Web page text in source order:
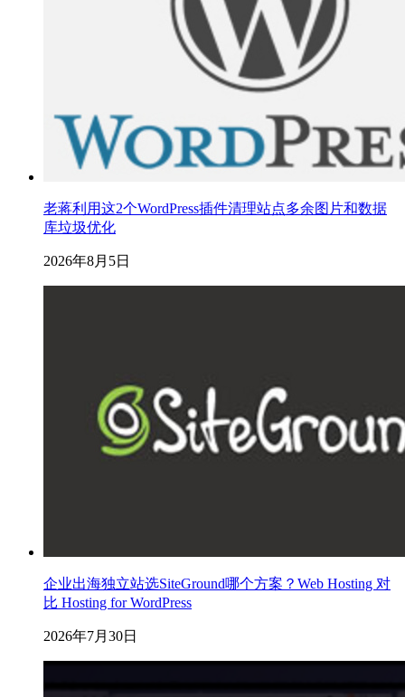
老蒋利用这2个WordPress插件清理站点多余图片和数据
库垃圾优化
2026年8月5日
企业出海独立站选SiteGround哪个方案？Web Hosting 对
比 Hosting for WordPress
2026年7月30日